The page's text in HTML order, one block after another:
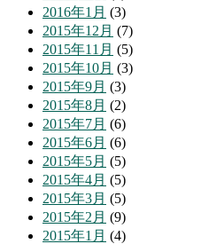
2016年1月 (3)
2015年12月 (7)
2015年11月 (5)
2015年10月 (3)
2015年9月 (3)
2015年8月 (2)
2015年7月 (6)
2015年6月 (6)
2015年5月 (5)
2015年4月 (5)
2015年3月 (5)
2015年2月 (9)
2015年1月 (4)